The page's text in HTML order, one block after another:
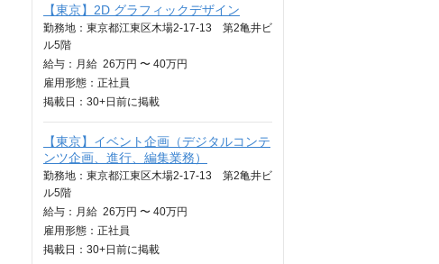
【東京】2D グラフィックデザイン
勤務地：東京都江東区木場2-17-13 第2亀井ビ
ル5階
給与： 月給 26万円 〜 40万円
雇用形態：正社員
掲載日： 30+日 前に掲載
【東京】イベント企画（デジタルコンテ
ンツ企画、進行、編集業務）
勤務地：東京都江東区木場2-17-13 第2亀井ビ
ル5階
給与： 月給 26万円 〜 40万円
雇用形態：正社員
掲載日： 30+日 前に掲載